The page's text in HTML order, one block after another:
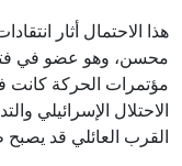
هذا الاحتمال أثار
محسن، وهو عضو في
مؤتمرات الحركة كانت
الاحتلال الإسرائيلي
القرب العائلي قد يصبح